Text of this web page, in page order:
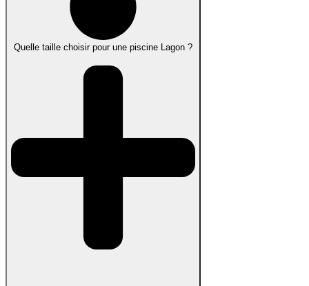
Quelle taille choisir pour une piscine Lagon ?